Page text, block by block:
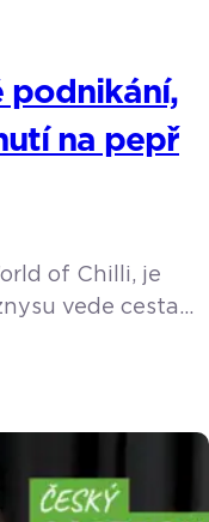
podnikání,
na pepř
of Chilli, je
vede cesta
dvou